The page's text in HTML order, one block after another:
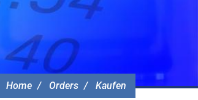
Home Orders Kaufen